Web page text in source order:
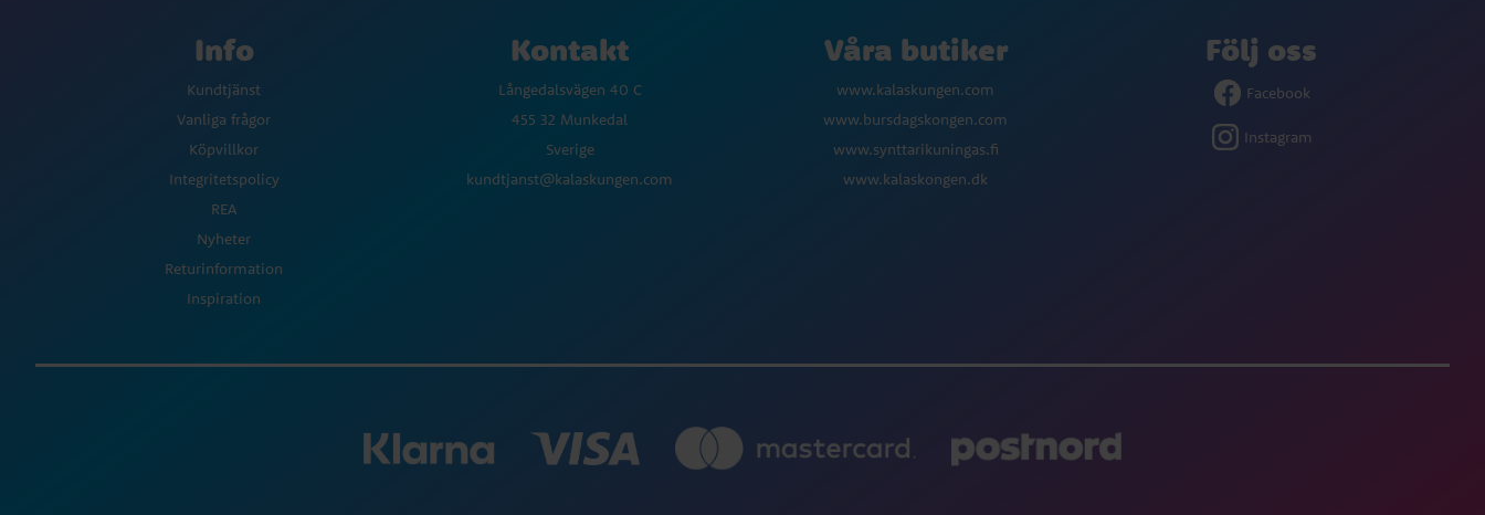
Info
Kundtjänst
Vanliga frågor
Köpvillkor
Integritetspolicy
REA
Nyheter
Returinformation
Inspiration
Kontakt
Långedalsvägen 40 C
455 32 Munkedal
Sverige
kundtjanst@kalaskungen.com
Våra butiker
www.kalaskungen.com
www.bursdagskongen.com
www.synttarikuningas.fi
www.kalaskongen.dk
Följ oss
Facebook
Instagram